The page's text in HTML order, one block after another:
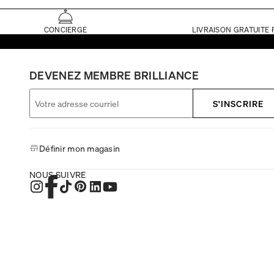
CONCIERGE LIVRAISON GRATUITE
DEVENEZ MEMBRE BRILLIANCE
S'INSCRIRE
Définir mon magasin
NOUS SUIVRE